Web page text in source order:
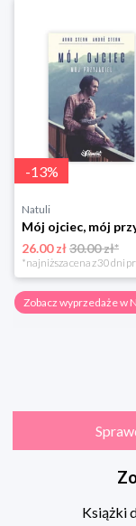
-13%
Natuli
26.00 zł30.00 zł*
Zobacz wyprzedaże w
Książki